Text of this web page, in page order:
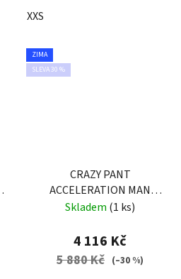
XXS
ZIMA
SLEVA 30 %
CRAZY PANT
ACCELERATION MAN
ENERGY
Skladem (1 ks)
4 116 Kč
5 880 Kč (–30 %)